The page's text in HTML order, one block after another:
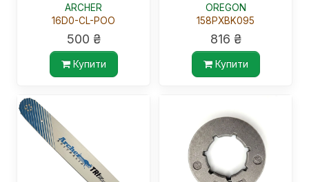
ARCHER
16D0-CL-POO
500 ₴
Купити
OREGON
158PXBK095
816 ₴
Купити